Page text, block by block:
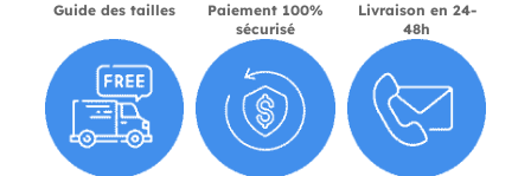
Guide des tailles
Paiement 100%
sécurisé
Livraison en 24-
48h